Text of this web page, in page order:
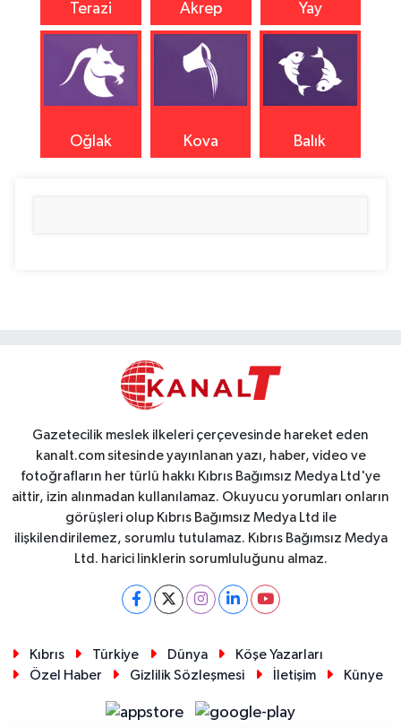
Terazi Akrep Yay
Oğlak Kova Balık
Gazetecilik meslek ilkeleri çerçevesinde hareket eden
kanalt.com sitesinde yayınlanan yazı, haber, video ve
fotoğrafların her türlü hakkı Kıbrıs Bağımsız Medya Ltd'ye
aittir, izin alınmadan kullanılamaz. Okuyucu yorumları onların
görüşleri olup Kıbrıs Bağımsız Medya Ltd ile
ilişkilendirilemez, sorumlu tutulamaz. Kıbrıs Bağımsız Medya
Ltd. harici linklerin sorumluluğunu almaz.
Kıbrıs Türkiye Dünya
Köşe Yazarları
Özel Haber
Gizlilik Sözleşmesi İletişim Künye